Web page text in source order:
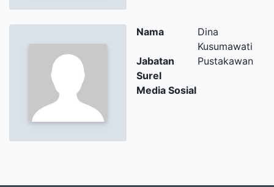
Nama
Dina
Kusumawati
Jabatan
Pustakawan
Surel
Media Sosial